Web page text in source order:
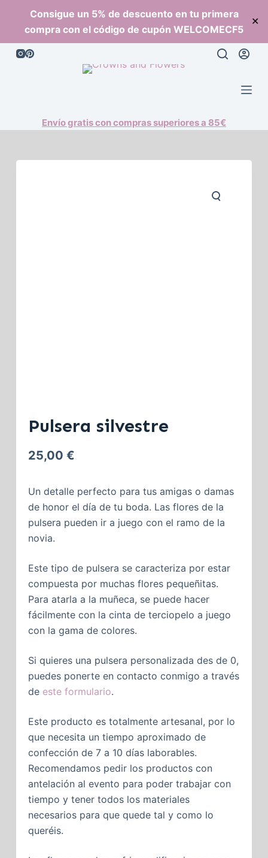
Consigue un 5% de descuento en tu primera
compra con el código de cupón WELCOMECF5
✕
l
Envío gratis con compras superiores a 85€
Pulsera silvestre
25,00 €
Un detalle perfecto para tus amigas o damas
de honor el día de tu boda. Las flores de la
pulsera pueden ir a juego con el ramo de la
novia.
Este tipo de pulsera se caracteriza por estar
compuesta por muchas flores pequeñitas.
Para atarla a la muñeca, se puede hacer
fácilmente con la cinta de terciopelo a juego
con la gama de colores.
Si quieres una pulsera personalizada des de 0,
puedes ponerte en contacto conmigo a través
de este formulario.
Este producto es totalmente artesanal, por lo
que necesita un tiempo aproximado de
confección de 7 a 10 días laborables.
Recomendamos pedir los productos con
antelación al evento para poder trabajar con
tiempo y tener todos los materiales
necesarios para que quede tal y como lo
queréis.